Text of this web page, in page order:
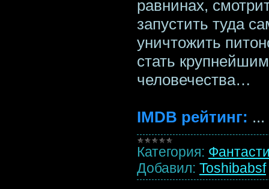
равнинах,
запустить туда
уничтожить
стать
человечества…
IMDB рейтинг: ...
Категория:
Добавил: Toshibabsf